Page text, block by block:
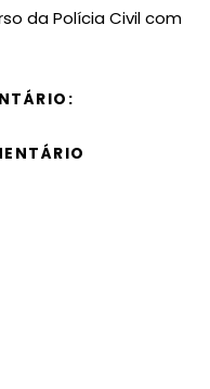
da Polícia Civil com